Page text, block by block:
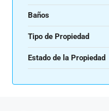
Baños
Tipo de Propiedad
Estado de la Propiedad